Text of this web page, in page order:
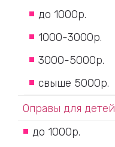
до 1000р.
1000-3000р.
3000-5000р.
свыше 5000р.
Оправы для детей
до 1000р.